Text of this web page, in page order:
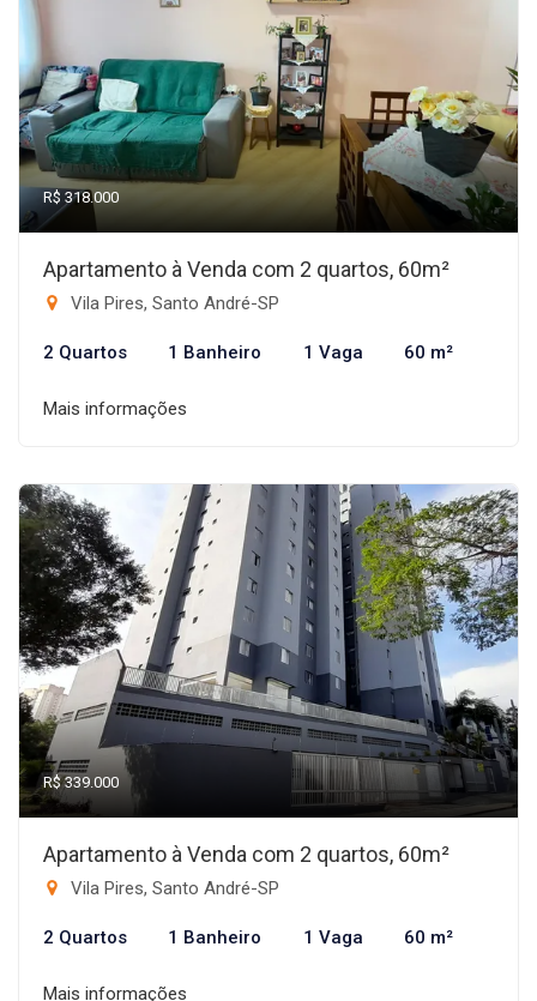
R$ 318.000
Apartamento à Venda com 2 quartos, 60m²
Vila Pires, Santo André-SP
2 Quartos 1 Banheiro 1 Vaga 60 m²
Mais informações
R$ 339.000
Apartamento à Venda com 2 quartos, 60m²
Vila Pires, Santo André-SP
2 Quartos 1 Banheiro 1 Vaga 60 m²
Mais informações